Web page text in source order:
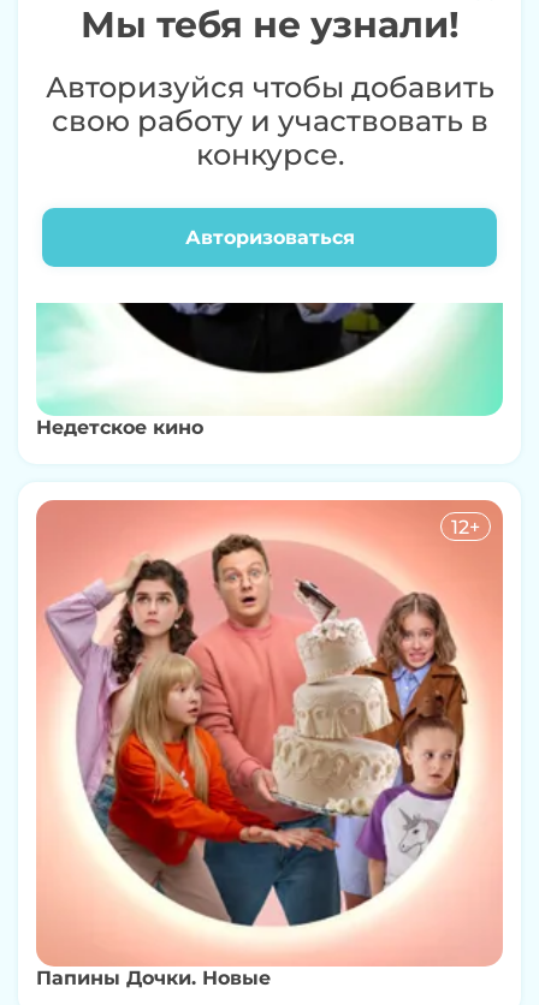
Мы тебя не узнали!
Авторизуйся чтобы добавить
свою работу и участвовать в
конкурсе.
Авторизоваться
Недетское кино
12+
Папины Дочки. Новые